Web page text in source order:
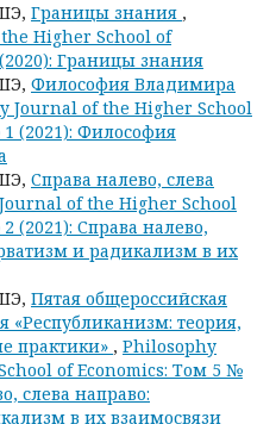
Границы знания ,
Higher School of
Границы знания
Философия Владимира
Journal of the Higher School
(2021): Философия
Справа налево, слева
of the Higher School
(2021): Справа налево,
и радикализм в их
Пятая общероссийская
«Республиканизм: теория,
практики» , Philosophy
of Economics: Том 5 №
слева направо:
в их взаимосвязи